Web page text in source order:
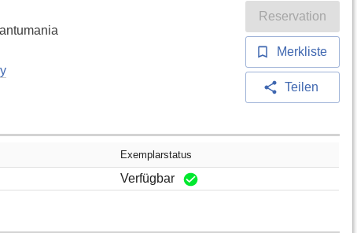
Reservation
Merkliste
Teilen
Exemplarstatus
Verfügbar